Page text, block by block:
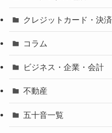
クレジットカード・決済
コラム
ビジネス・企業・会計
不動産
五十音一覧